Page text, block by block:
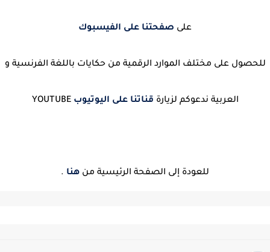
على صفحتنا على الفيسبوك
للحصول على مختلف الموارد الرقمية من حكايات باللغة الفرنسية و
العربية ندعوكم لزيارة قناتنا على اليوتيوب YOUTUBE
للعودة إلى الصفحة الرئيسية من هنا .